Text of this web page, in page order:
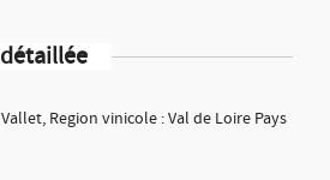
Region vinicole : Val de Loire Pays